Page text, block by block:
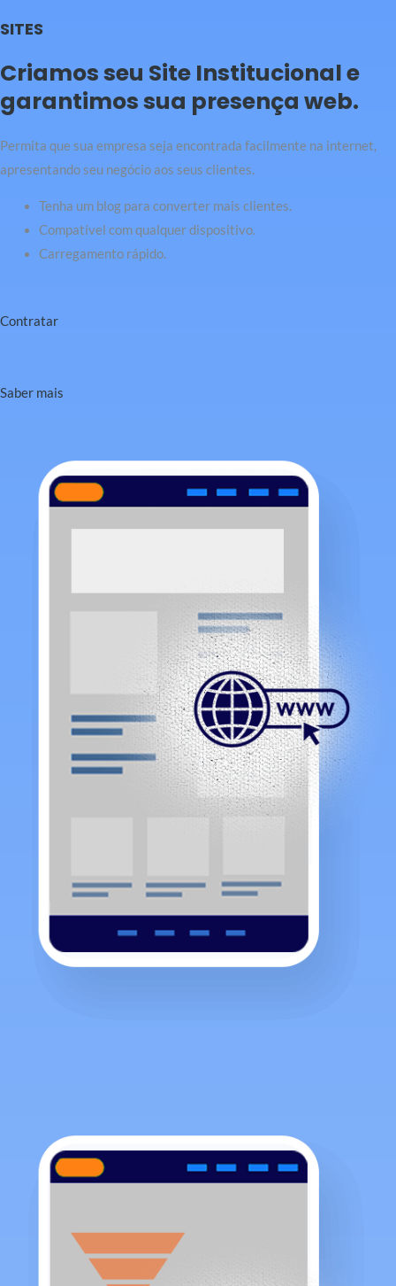
SITES
Criamos seu Site Institucional e
garantimos sua presença web.
Permita que sua empresa seja encontrada facilmente na internet,
apresentando seu negócio aos seus clientes.
Tenha um blog para converter mais clientes.
Compatível com qualquer dispositivo.
Carregamento rápido.
Contratar
Saber mais